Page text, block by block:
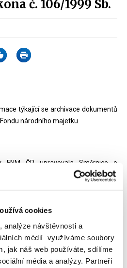
cookies
analýze návštěvnosti a
médií využíváme soubory
jak náš web používáte, sdílíme
média a analýzy. Partneři
č. 106/1999 Sb.
týkající se archivace dokumentů
národního majetku.
FNM ČR upravovala Směrnice o
ČR, schválená Státním ústředním
dokumentům přiděluje skartační